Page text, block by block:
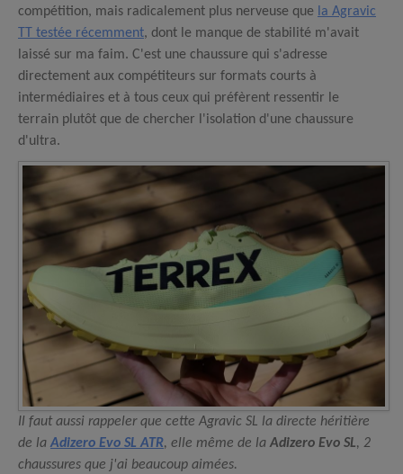
compétition, mais radicalement plus nerveuse que la Agravic
TT testée récemment, dont le manque de stabilité m'avait
laissé sur ma faim. C'est une chaussure qui s'adresse
directement aux compétiteurs sur formats courts à
intermédiaires et à tous ceux qui préfèrent ressentir le
terrain plutôt que de chercher l'isolation d'une chaussure
d'ultra.
Il faut aussi rappeler que cette Agravic SL la directe héritière
de laAdizero Evo SL ATR, elle même de la Adizero Evo SL, 2
chaussures que j'ai beaucoup aimées.